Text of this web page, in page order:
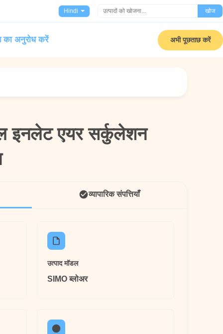
Hindi खोज
का अनुरोध करें अभी पूछताछ करें
इनलेट एयर सर्कुलेशन
इनलेट एयर सर्कुलेशन
व्यापारिक संपत्तियाँ
उत्पाद मॉडल
SIMO ब्लोअर